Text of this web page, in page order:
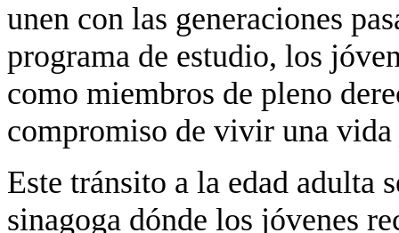
unen con las generaciones
programa de estudio, los
como miembros de pleno
compromiso de vivir una
Este tránsito a la edad adulta
sinagoga dónde los jóvenes